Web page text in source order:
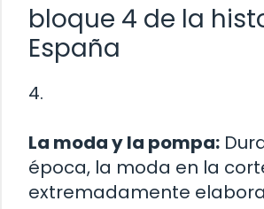
bloque 4 de la
España
4.
La moda y la pompa:
época, la moda en la
extremadamente